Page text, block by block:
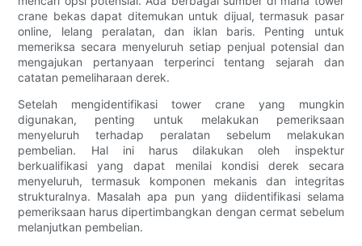
crane bekas dapat ditemukan untuk dijual, termasuk pasar
online, lelang peralatan, dan iklan baris. Penting untuk
memeriksa secara menyeluruh setiap penjual potensial dan
mengajukan pertanyaan terperinci tentang sejarah dan
catatan pemeliharaan derek.
Setelah mengidentifikasi tower crane yang mungkin
digunakan, penting untuk melakukan pemeriksaan
menyeluruh terhadap peralatan sebelum melakukan
pembelian. Hal ini harus dilakukan oleh inspektur
berkualifikasi yang dapat menilai kondisi derek secara
menyeluruh, termasuk komponen mekanis dan integritas
strukturalnya. Masalah apa pun yang diidentifikasi selama
pemeriksaan harus dipertimbangkan dengan cermat sebelum
melanjutkan pembelian.